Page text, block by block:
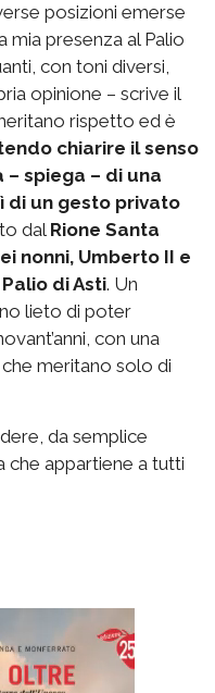
posizioni emerse
mia presenza al Palio
con toni diversi,
opinione – scrive il
rispetto ed è
chiarire il senso
– spiega – di una
di un gesto privato
dal Rione Santa
nonni, Umberto II e
di Asti. Un
lieto di poter
con una
meritano solo di
da semplice
che appartiene a tutti